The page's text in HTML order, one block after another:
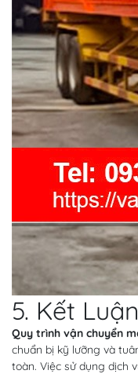
5. Kết Luận
Quy trình vận chuyển
chuẩn bị kỹ lưỡng và
toàn. Việc sử dụng dịch